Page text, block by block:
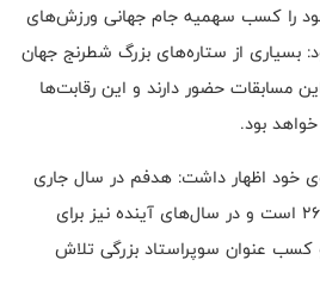
را کسب سهمیه جام جهانی ورزش‌های
بسیاری از ستاره‌های بزرگ شطرنج جهان
مسابقات حضور دارند و این رقابت‌ها
بود.
خود اظهار داشت: هدفم در سال جاری
رسیدن به ریتینگ حدود ۲۶۳۰ است و در سال‌های آینده نیز برای
به ریتینگ ۲۷۰۰ و کسب عنوان سوپراستاد بزرگی تلاش